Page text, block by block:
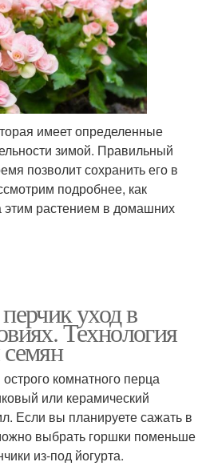
имеет определенные
зимой. Правильный
позволит сохранить его в
подробнее, как
этим растением в домашних
уход в
Технология
комнатного перца
или керамический
Если вы планируете сажать в
выбрать горшки поменьше
из-под йогурта.